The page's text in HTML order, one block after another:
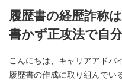
履歴書の経歴詐称
書かず正攻法で自
こんにちは、キャリアアドバ
履歴書の作成に取り組んでい